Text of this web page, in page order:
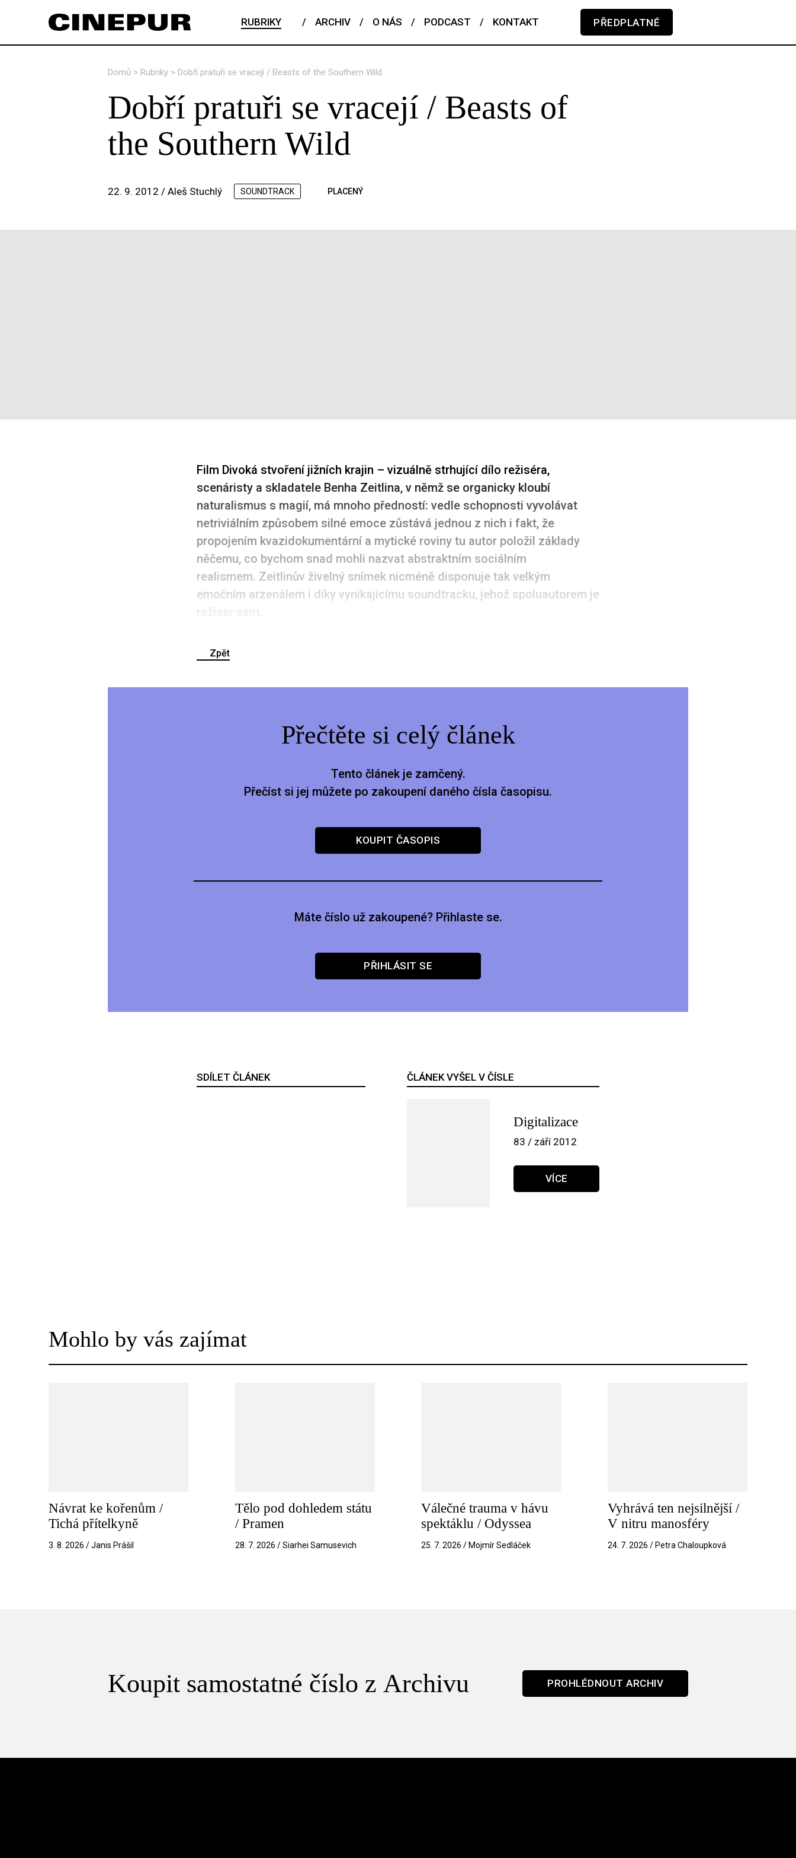
RUBRIKY / ARCHIV / O NÁS / PODCAST / KONTAKT PŘEDPLATNÉ
Domů > Rubriky > Dobří pratuři se vracejí / Beasts of the Southern Wild
Dobří pratuři se vracejí / Beasts of
the Southern Wild
22. 9. 2012 / Aleš Stuchlý SOUNDTRACK PLACENÝ
Film Divoká stvoření jižních krajin – vizuálně strhující dílo režiséra,
scenáristy a skladatele Benha Zeitlina, v němž se organicky kloubí
naturalismus s magií, má mnoho předností: vedle schopnosti vyvolávat
netriviálním způsobem silné emoce zůstává jednou z nich i fakt, že
propojením kvazidokumentární a mytické roviny tu autor položil základy
něčemu, co bychom snad mohli nazvat abstraktním sociálním
realismem. Zeitlinův živelný snímek nicméně disponuje tak velkým
emočním arzenálem i díky vynikajícímu soundtracku, jehož spoluautorem je
režisér sám.
Zpět
Přečtěte si celý článek
Tento článek je zamčený.
Přečíst si jej můžete po zakoupení daného čísla časopisu.
KOUPIT ČASOPIS
Máte číslo už zakoupené? Přihlaste se.
PŘIHLÁSIT SE
SDÍLET ČLÁNEK ČLÁNEK VYŠEL V ČÍSLE
Digitalizace
83 / září 2012
VÍCE
Mohlo by vás zajímat
Návrat ke kořenům /
Tichá přítelkyně
3. 8. 2026 / Janis Prášil
Tělo pod dohledem státu
/ Pramen
28. 7. 2026 / Siarhei Samusevich
Válečné trauma v hávu
spektáklu / Odyssea
25. 7. 2026 / Mojmír Sedláček
Vyhrává ten nejsilnější /
V nitru manosféry
24. 7. 2026 / Petra Chaloupková
Koupit samostatné číslo z Archivu PROHLÉDNOUT ARCHIV